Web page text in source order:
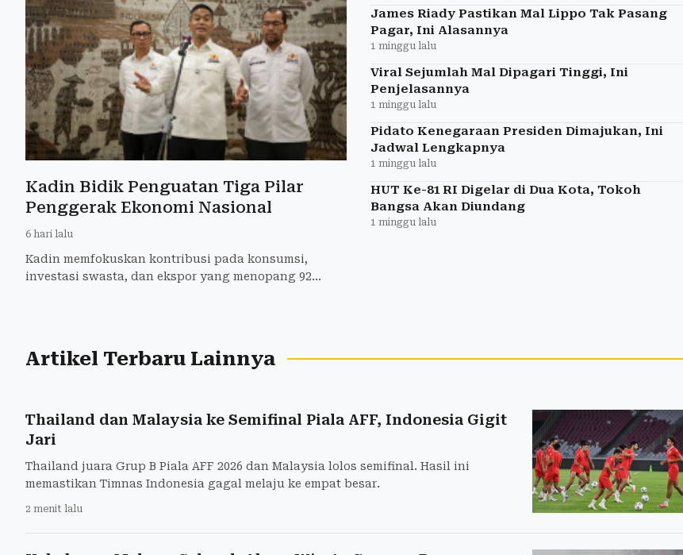
Kadin Bidik Penguatan Tiga Pilar
Penggerak Ekonomi Nasional
6 hari lalu
Kadin memfokuskan kontribusi pada konsumsi,
investasi swasta, dan ekspor yang menopang 92
James Riady Pastikan Mal Lippo Tak Pasang
Pagar, Ini Alasannya
1 minggu lalu
Viral Sejumlah Mal Dipagari Tinggi, Ini
Penjelasannya
1 minggu lalu
Pidato Kenegaraan Presiden Dimajukan, Ini
Jadwal Lengkapnya
1 minggu lalu
HUT Ke-81 RI Digelar di Dua Kota, Tokoh
Bangsa Akan Diundang
1 minggu lalu
Artikel Terbaru Lainnya
Thailand dan Malaysia ke Semifinal Piala AFF, Indonesia Gigit
Jari
Thailand juara Grup B Piala AFF 2026 dan Malaysia lolos semifinal. Hasil ini
memastikan Timnas Indonesia gagal melaju ke empat besar.
2 menit lalu